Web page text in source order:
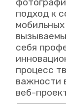
подход к
себя
процесс
важности
веб-